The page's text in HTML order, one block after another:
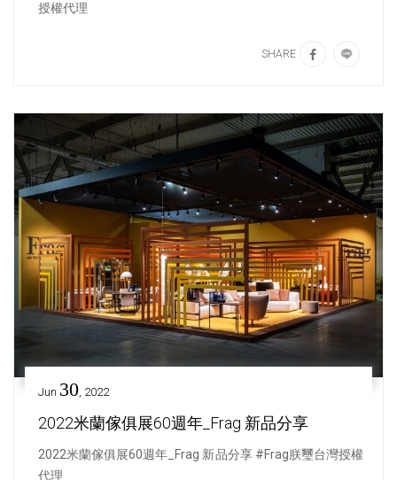
授權代理
SHARE
Jun 30, 2022
2022米蘭傢俱展60週年_Frag 新品分享
2022米蘭傢俱展60週年_Frag 新品分享 #Frag朕璽台灣授權
代理